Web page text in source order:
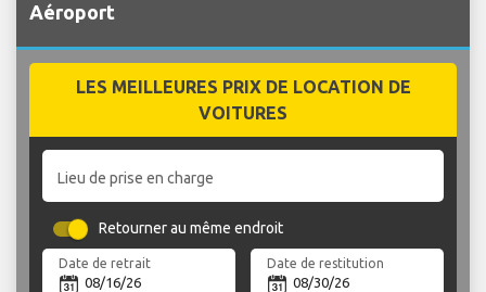
Aéroport
LES MEILLEURES PRIX DE LOCATION DE
VOITURES
Lieu de prise en charge
Retourner au même endroit
Date de retrait Date de restitution